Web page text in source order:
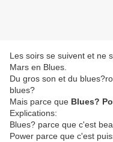
Les soirs se suivent et ne
Mars en Blues.
Du gros son et du
blues?
Mais parce que Blues?
Explications:
Blues? parce que c'est
Power parce que c'est